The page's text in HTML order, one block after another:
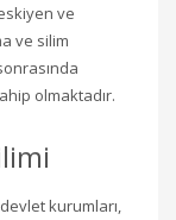
ve
ve silim
olmaktadır.
kurumları,